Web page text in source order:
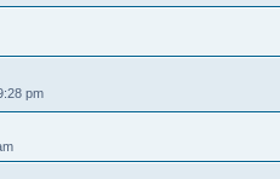
pm